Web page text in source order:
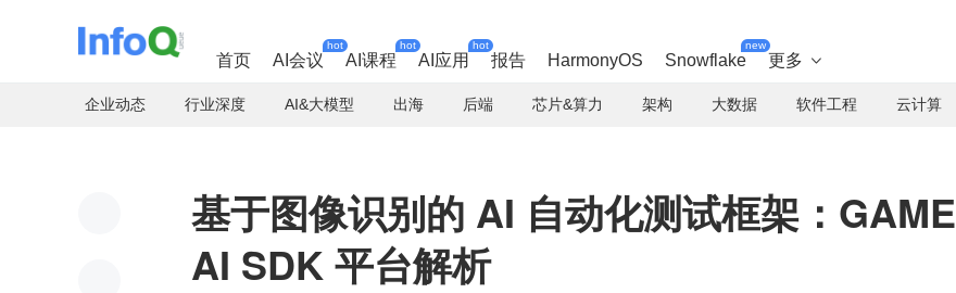
首页 AI会议
hot
AI课程
hot
AI应用
hot
报告 HarmonyOS Snowflake
new
更多 
企业动态 行业深度 AI&大模型 出海 后端 芯片&算力 架构 大数据 软件工程 云计算
基于图像识别的 AI 自动化测试框架：GAME
AI SDK 平台解析